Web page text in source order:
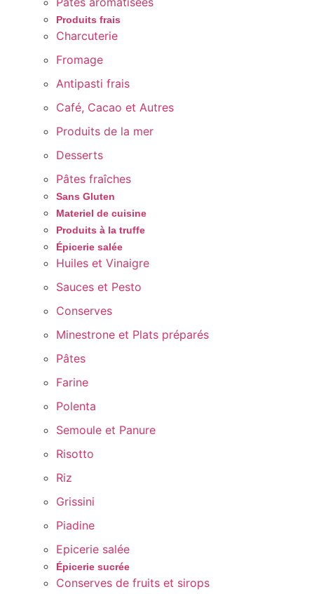
Produits frais
Charcuterie
Fromage
Antipasti frais
Café, Cacao et Autres
Produits de la mer
Desserts
Pâtes fraîches
Sans Gluten
Materiel de cuisine
Produits à la truffe
Épicerie salée
Huiles et Vinaigre
Sauces et Pesto
Conserves
Minestrone et Plats préparés
Pâtes
Farine
Polenta
Semoule et Panure
Risotto
Riz
Grissini
Piadine
Epicerie salée
Épicerie sucrée
Conserves de fruits et sirops